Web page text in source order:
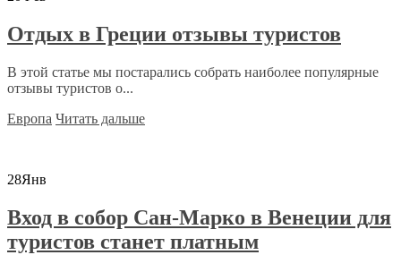
Отдых в Греции отзывы туристов
В этой статье мы постарались собрать наиболее популярные
отзывы туристов о...
Европа Читать дальше
28Янв
Вход в собор Сан-Марко в Венеции для
туристов станет платным